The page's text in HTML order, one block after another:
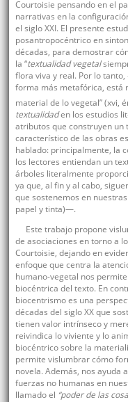
Courtoisie pensando en el
narrativas en la
el siglo XXI. El presente
posantropocéntrico en
décadas, para demostrar
la “textualidad vegetal
flora viva y real. Por lo
forma más metafórica, está
material de lo vegetal” (xvi,
textualidaden los estudios
atributos que construyen un
característico de las obras
hablado: principalmente, la
los lectores entiendan un
árboles literalmente
ya que, al fin y al cabo,
que sostenemos en
papel y tinta)—.
Este trabajo propone
de asociaciones en torno a
Courtoisie, dejando en
enfoque que centra la
humano-vegetal nos
biocéntrica del texto. En
biocentrismo es una
décadas del siglo XX que
tienen valor intrínseco y
reivindica lo viviente y lo
biocéntrico sobre la
permite vislumbrar cómo
novela. Además, nos ayuda
fuerzas no humanas en
llamado el “poder de las